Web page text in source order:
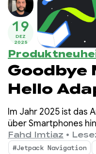
19
DEZ
2025
Goodbye
Hello
essential
from
adaptive
Im Jahr 2025 ist das
über Smartphones
haben Entwickler die
500 Millionen aktive
Fahd Imtiaz •
#Jetpack Navigation